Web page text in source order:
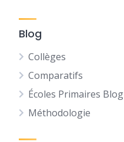
Blog
Collèges
Comparatifs
Écoles Primaires Blog
Méthodologie